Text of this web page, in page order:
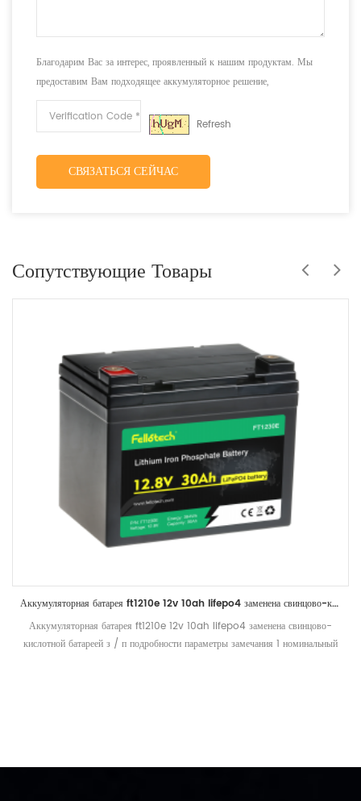
Благодарим Вас за интерес, проявленный к нашим продуктам. Мы
предоставим Вам подходящее аккумуляторное решение,
соответствующее Вашим требованиям.
Refresh
СВЯЗАТЬСЯ СЕЙЧАС
Сопутствующие Товары
Аккумуляторная батарея ft1210e 12v 10ah lifepo4 заменена свинцово-кислотной батареей
Аккумуляторная батарея ft1210e 12v 10ah lifepo4 заменена свинцово-
кислотной батареей з / п подробности параметры замечания 1 номинальный
(для режима ожидания) 13,8 ± 0.1v 4 разряд стандартный ток разряда 2а